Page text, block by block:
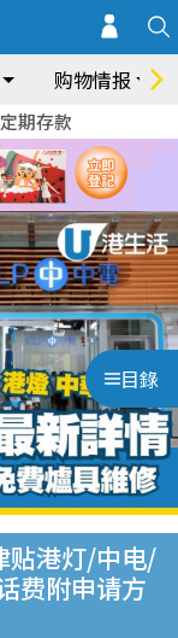
购物情报
定期存款
目錄
贴港灯/中电/
费附申请方